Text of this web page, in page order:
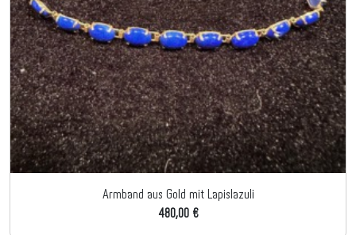
Armband aus Gold mit Lapislazuli
480,00 €